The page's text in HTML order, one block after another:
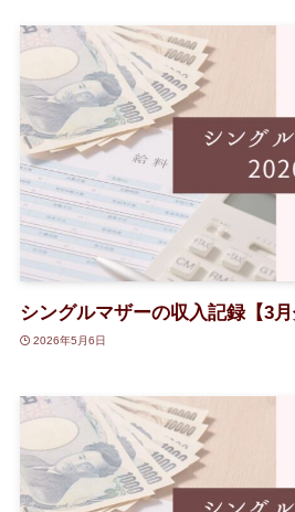
シングルマザーの収入記録【3月
2026年5月6日